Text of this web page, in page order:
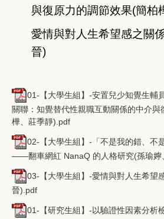
與復原力的調節效果(簡柏
愛情與對人生希望感之關
晉)
01-【大學生組】-安置兒少知覺生輔
關聯：知覺替代性親職互動關係的中介與
樺、莊季靜).pdf
02-【大學生組】-「不是我的錯、不
——翻車網紅 NanaQ 的人格研究(孫瑜嬣
03-【大學生組】-愛情與對人生希望
晉).pdf
01-【研究生組】-以驗證性因素分析